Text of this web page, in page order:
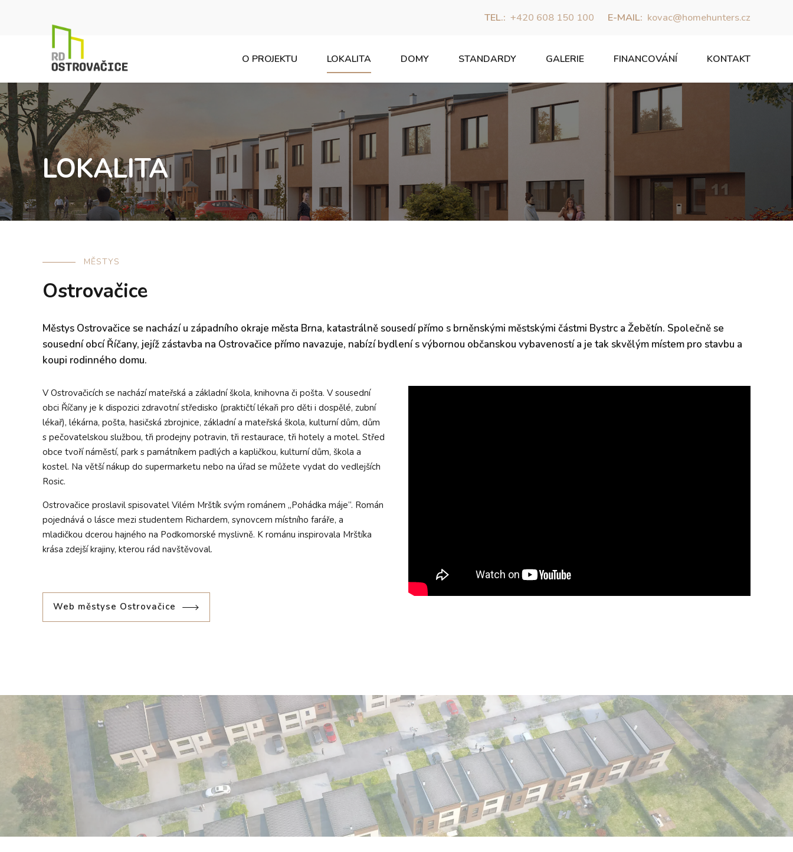
TEL.: +420 608 150 100 E-MAIL: kovac@homehunters.cz
O PROJEKTU LOKALITA DOMY STANDARDY GALERIE FINANCOVÁNÍ KONTAKT
LOKALITA
MĚSTYS
Ostrovačice
Městys Ostrovačice se nachází u západního okraje města Brna, katastrálně sousedí přímo s brněnskými městskými částmi Bystrc a Žebětín. Společně se
sousední obcí Říčany, jejíž zástavba na Ostrovačice přímo navazuje, nabízí bydlení s výbornou občanskou vybaveností a je tak skvělým místem pro stavbu a
koupi rodinného domu.
V Ostrovačicích se nachází mateřská a základní škola, knihovna či pošta. V sousední
obci Říčany je k dispozici zdravotní středisko (praktičtí lékaři pro děti i dospělé, zubní
lékař), lékárna, pošta, hasičská zbrojnice, základní a mateřská škola, kulturní dům, dům
s pečovatelskou službou, tři prodejny potravin, tři restaurace, tři hotely a motel. Střed
obce tvoří náměstí, park s památníkem padlých a kapličkou, kulturní dům, škola a
kostel. Na větší nákup do supermarketu nebo na úřad se můžete vydat do vedlejších
Rosic.
Ostrovačice proslavil spisovatel Vilém Mrštík svým románem „Pohádka máje“. Román
pojednává o lásce mezi studentem Richardem, synovcem místního faráře, a
mladičkou dcerou hajného na Podkomorské myslivně. K románu inspirovala Mrštíka
krása zdejší krajiny, kterou rád navštěvoval.
Web městyse Ostrovačice